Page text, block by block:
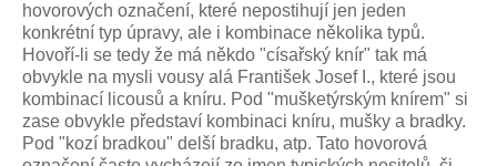
hovorových označení, které nepostihují jen jeden
konkrétní typ úpravy, ale i kombinace několika typů.
Hovoří-li se tedy že má někdo "císařský knír" tak má
obvykle na mysli vousy alá František Josef I., které jsou
kombinací licousů a kníru. Pod "mušketýrským knírem" si
zase obvykle představí kombinaci kníru, mušky a bradky.
Pod "kozí bradkou" delší bradku, atp. Tato hovorová